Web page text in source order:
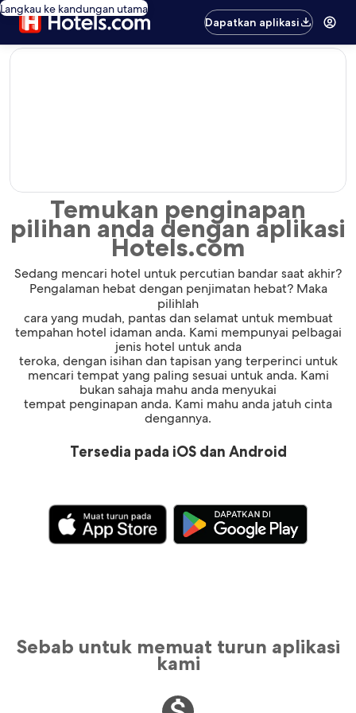
Langkau ke kandungan utama
Dapatkan aplikasi
editorial
Temukan penginapan
pilihan anda dengan aplikasi
Hotels.com
Sedang mencari hotel untuk percutian bandar saat akhir?
Pengalaman hebat dengan penjimatan hebat? Maka
pilihlah
cara yang mudah, pantas dan selamat untuk membuat
tempahan hotel idaman anda. Kami mempunyai pelbagai
jenis hotel untuk anda
teroka, dengan isihan dan tapisan yang terperinci untuk
mencari tempat yang paling sesuai untuk anda. Kami
bukan sahaja mahu anda menyukai
tempat penginapan anda. Kami mahu anda jatuh cinta
dengannya.
Tersedia pada iOS dan Android
Sebab untuk memuat turun aplikasi
kami